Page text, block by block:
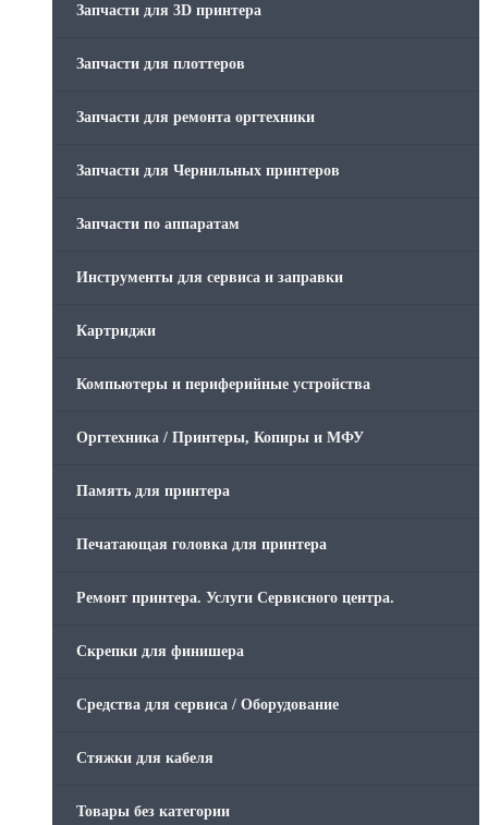
Запчасти для 3D принтера
Запчасти для плоттеров
Запчасти для ремонта оргтехники
Запчасти для Чернильных принтеров
Запчасти по аппаратам
Инструменты для сервиса и заправки
Картриджи
Компьютеры и периферийные устройства
Оргтехника / Принтеры, Копиры и МФУ
Память для принтера
Печатающая головка для принтера
Ремонт принтера. Услуги Сервисного центра.
Скрепки для финишера
Средства для сервиса / Оборудование
Стяжки для кабеля
Товары без категории